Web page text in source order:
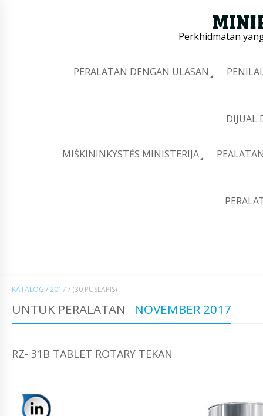
Perkhidmatan
PERALATAN DENGAN ULASAN
DIJUAL
MIŠKININKYSTĖS MINISTERIJA
KATALOG /2017 / (30 PUSLAPIS)
UNTUK PERALATAN NOVEMBER 2017
RZ- 31B TABLET ROTARY TEKAN